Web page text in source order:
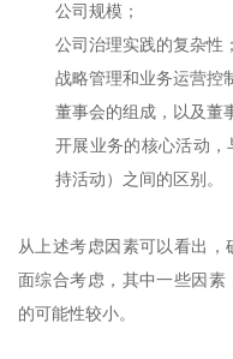
公司规模；
公司治理实践的复杂性；
战略管理和业务运营控
董事会的组成，以及董
开展业务的核心活动
持活动）之间的区别。
从上述考虑因素可以看出
面综合考虑，其中一些因
的可能性较小。